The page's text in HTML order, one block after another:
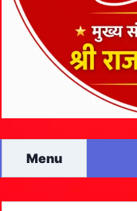
Menu